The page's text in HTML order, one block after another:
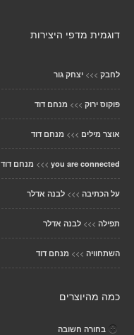
דוגמית מדפי היצירות
לחבק >>> יצחק גור
פוקוס ירוק >>> מנחם דוד
אוצר מילים >>> מנחם דוד
you are connected
>>> מנחם דוד
על הכתיבה >>> לבנה אדלר
תפילה >>> לבנה אדלר
השתחוויה >>> מנחם דוד
כמה מהיוצרים
בחורה חשובה